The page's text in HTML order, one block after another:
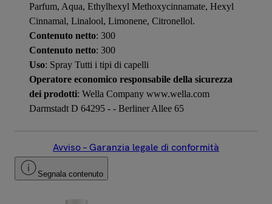
Parfum, Aqua, Ethylhexyl Methoxycinnamate, Hexyl
Cinnamal, Linalool, Limonene, Citronellol.
Contenuto netto: 300
Contenuto netto: 300
Uso: Spray Tutti i tipi di capelli
Operatore economico responsabile della sicurezza
dei prodotti: Wella Company www.wella.com
Darmstadt D 64295 - - Berliner Allee 65
Avviso – Garanzia legale di conformità
Segnala contenuto